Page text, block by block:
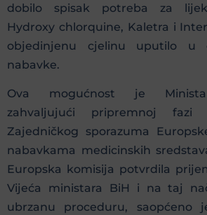
dobilo spisak potreba za
Hydroxy chlorquine, Kaletra i
objedinjenu cjelinu uputilo u
nabavke.
Ova mogućnost je
zahvaljujući pripremnoj fazi
Zajedničkog sporazuma
nabavkama medicinskih
Europska komisija potvrdila
Vijeća ministara BiH i na taj
ubrzanu proceduru, saopćeno